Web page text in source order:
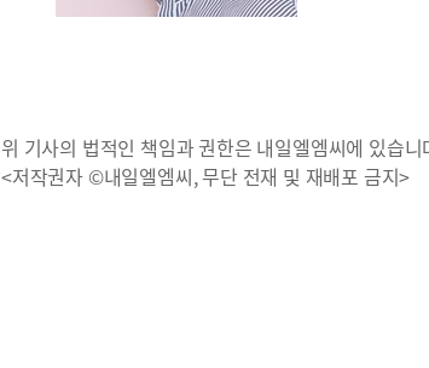
위 기사의 법적인 책임과 권한은 내일엘엠씨에 있습니
<저작권자 ©내일엘엠씨, 무단 전재 및 재배포 금지>